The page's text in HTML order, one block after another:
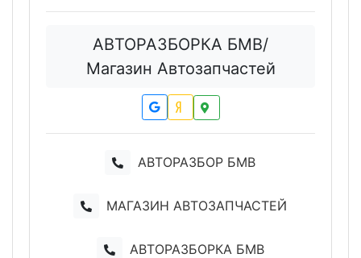
АВТОРАЗБОРКА БМВ/
Магазин Автозапчастей
АВТОРАЗБОР БМВ
МАГАЗИН АВТОЗАПЧАСТЕЙ
АВТОРАЗБОРКА БМВ